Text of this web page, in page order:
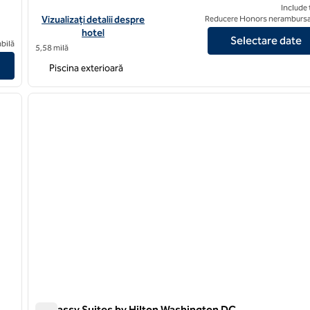
& Executive Meeting Ctr
Vizualizați detaliile hotelului pentru Washington Hilton
Vizualizați detalii despre
hotel
5,58 milă
Include
Reducere Honors
Selectare date
Piscina exterioară
12
imaginea următoare
1 din 12